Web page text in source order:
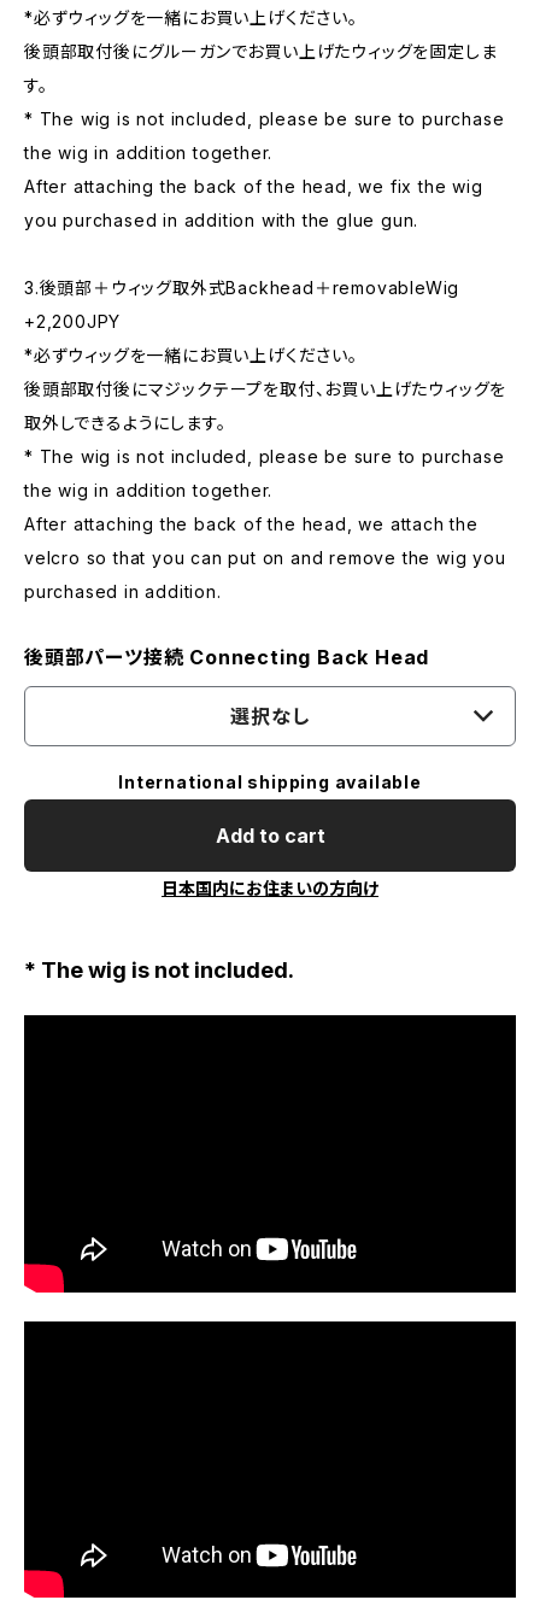
*必ずウィッグを一緒にお買い上げください。
後頭部取付後にグルーガンでお買い上げたウィッグを固定しま
す。
* The wig is not included, please be sure to purchase
the wig in addition together.
After attaching the back of the head, we fix the wig
you purchased in addition with the glue gun.
3.後頭部＋ウィッグ取外式Backhead＋removableWig
+2,200JPY
*必ずウィッグを一緒にお買い上げください。
後頭部取付後にマジックテープを取付、お買い上げたウィッグを
取外しできるようにします。
* The wig is not included, please be sure to purchase
the wig in addition together.
After attaching the back of the head, we attach the
velcro so that you can put on and remove the wig you
purchased in addition.
後頭部パーツ接続 Connecting Back Head
選択なし
International shipping available
Add to cart
日本国内にお住まいの方向け
* The wig is not included.